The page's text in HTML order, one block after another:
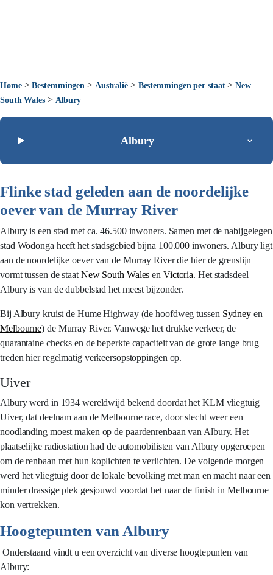
Home>Bestemmingen > Australië> Bestemmingen per staat>New
South Wales> Albury
Albury
Flinke stad geleden aan de noordelijke
oever van de Murray River
Albury is een stad met ca. 46.500 inwoners. Samen met de nabijgelegen
stad Wodonga heeft het stadsgebied bijna 100.000 inwoners. Albury ligt
aan de noordelijke oever van de Murray River die hier de grenslijn
vormt tussen de staat New South Wales en Victoria. Het stadsdeel
Albury is van de dubbelstad het meest bijzonder.
Bij Albury kruist de Hume Highway (de hoofdweg tussen Sydney en
Melbourne) de Murray River. Vanwege het drukke verkeer, de
quarantaine checks en de beperkte capaciteit van de grote lange brug
treden hier regelmatig verkeersopstoppingen op.
Uiver
Albury werd in 1934 wereldwijd bekend doordat het KLM vliegtuig
Uiver, dat deelnam aan de Melbourne race, door slecht weer een
noodlanding moest maken op de paardenrenbaan van Albury. Het
plaatselijke radiostation had de automobilisten van Albury opgeroepen
om de renbaan met hun koplichten te verlichten. De volgende morgen
werd het vliegtuig door de lokale bevolking met man en macht naar een
minder drassige plek gesjouwd voordat het naar de finish in Melbourne
kon vertrekken.
Hoogtepunten van Albury
Onderstaand vindt u een overzicht van diverse hoogtepunten van
Albury: